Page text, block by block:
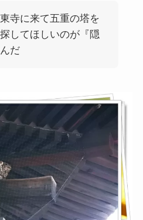
寺に来て五重の塔を
してほしいのが『隠
だ